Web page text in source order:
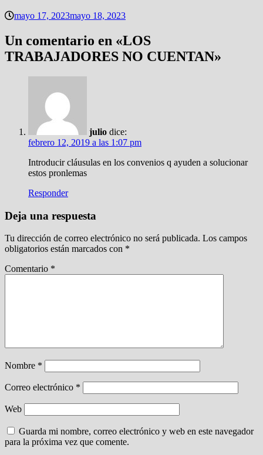
mayo 17, 2023mayo 18, 2023
Un comentario en «LOS
TRABAJADORES NO CUENTAN»
julio dice:
febrero 12, 2019 a las 1:07 pm
Introducir cláusulas en los convenios q ayuden a solucionar
estos pronlemas
Responder
Deja una respuesta
Tu dirección de correo electrónico no será publicada. Los campos
obligatorios están marcados con *
Comentario *
Nombre *
Correo electrónico *
Web
Guarda mi nombre, correo electrónico y web en este navegador
para la próxima vez que comente.